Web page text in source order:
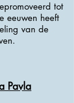
tot
eeuwen heeft
van de
Pavla